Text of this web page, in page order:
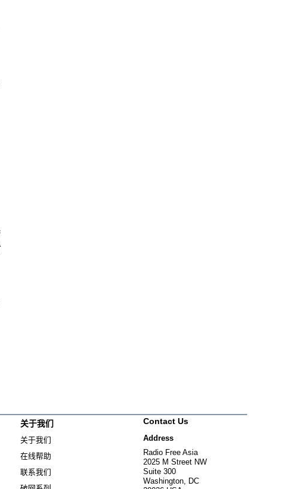
关于我们
关于我们
在线帮助
联系我们
Contact Us
Address
Radio Free Asia
2025 M Street NW
Suite 300
Washington, DC